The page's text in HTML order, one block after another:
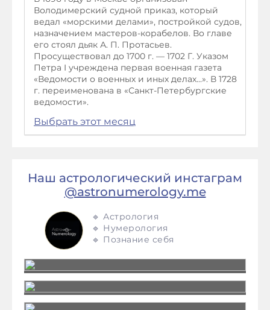
Володимерский судной приказ, который
ведал «морскими делами», постройкой судов,
назначением мастеров-корабелов. Во главе
его стоял дьяк А. П. Протасьев.
Просуществовал до 1700 г. — 1702 Г. Указом
Петра I учреждена первая военная газета
«Ведомости о военных и иных делах...». В 1728
г. переименована в «Санкт-Петербургские
ведомости».
Выбрать этот месяц
Наш астрологический инстаграм
@astronumerology.me
🔹 Астрология
🔹 Нумерология
🔹 Познание себя